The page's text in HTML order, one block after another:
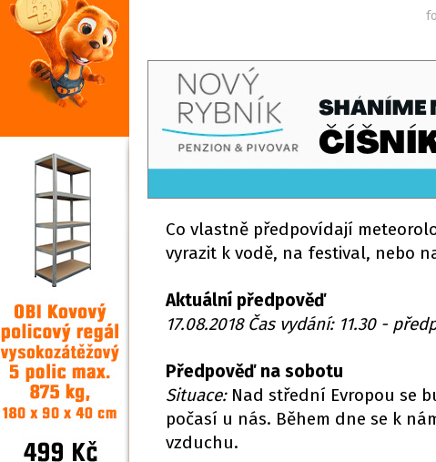
Co vlastně předpovídají
vyrazit k vodě, na festival, nebo
Aktuální předpověď
17.08.2018 Čas vydání: 11.30 -
Předpověď na sobotu
Situace:Nad střední Evropou se
počasí u nás. Během dne se k
vzduchu.